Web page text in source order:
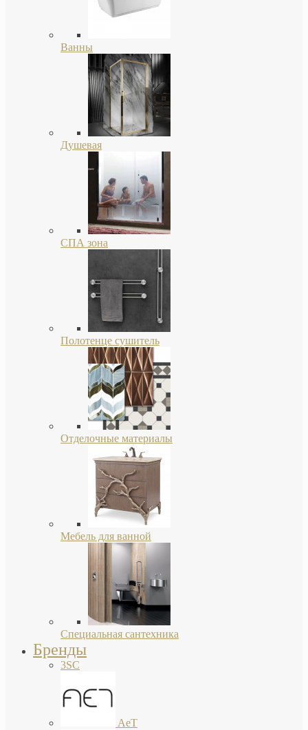
Ванны
Душевая
СПА зона
Полотенце сушитель
Отделочные материалы
Мебель для ванной
Специальная сантехника
Бренды
3SC
AeT